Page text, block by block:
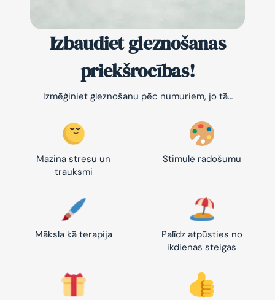
Izbaudiet gleznošanas
priekšrocības!
Izmēģiniet gleznošanu pēc numuriem, jo tā…
Mazina stresu un
trauksmi
Stimulē radošumu
Māksla kā terapija
Palīdz atpūsties no
ikdienas steigas